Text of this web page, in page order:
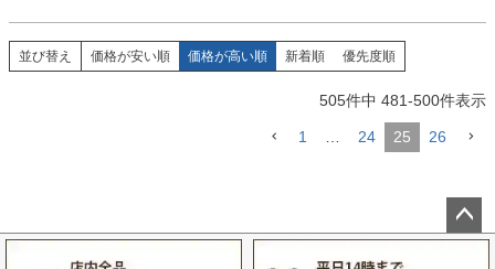
並び替え 価格が安い順 価格が高い順 新着順 優先度順
505件中 481-500件表示
1 24 25 26
ペー